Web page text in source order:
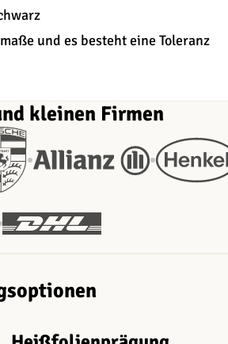
und es besteht eine Toleranz
kleinen Firmen